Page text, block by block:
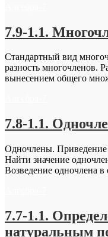
7.9-1.1.
Стандартный вид
разность многочленов.
вынесением общего
7.8-1.1.
Одночлены. Приведение
Найти значение
Возведение одночлена в
7.7-1.1.
натуральным